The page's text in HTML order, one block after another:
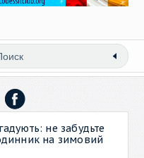
не забудьте
на зимовий